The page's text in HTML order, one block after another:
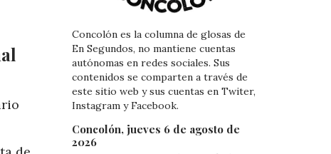
Concolón es la columna de glosas de
En Segundos, no mantiene cuentas
autónomas en redes sociales. Sus
contenidos se comparten a través de
este sitio web y sus cuentas en Twiter,
Instagram y Facebook.
Concolón, jueves 6 de agosto de
2026